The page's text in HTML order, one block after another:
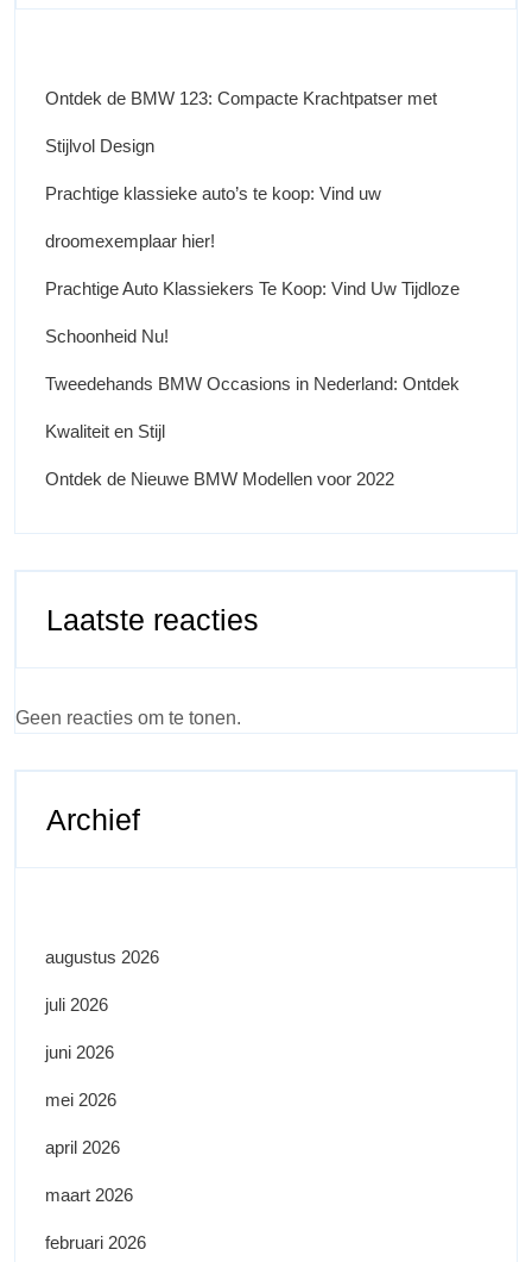
Ontdek de BMW 123: Compacte Krachtpatser met
Stijlvol Design
Prachtige klassieke auto’s te koop: Vind uw
droomexemplaar hier!
Prachtige Auto Klassiekers Te Koop: Vind Uw Tijdloze
Schoonheid Nu!
Tweedehands BMW Occasions in Nederland: Ontdek
Kwaliteit en Stijl
Ontdek de Nieuwe BMW Modellen voor 2022
Laatste reacties
Geen reacties om te tonen.
Archief
augustus 2026
juli 2026
juni 2026
mei 2026
april 2026
maart 2026
februari 2026